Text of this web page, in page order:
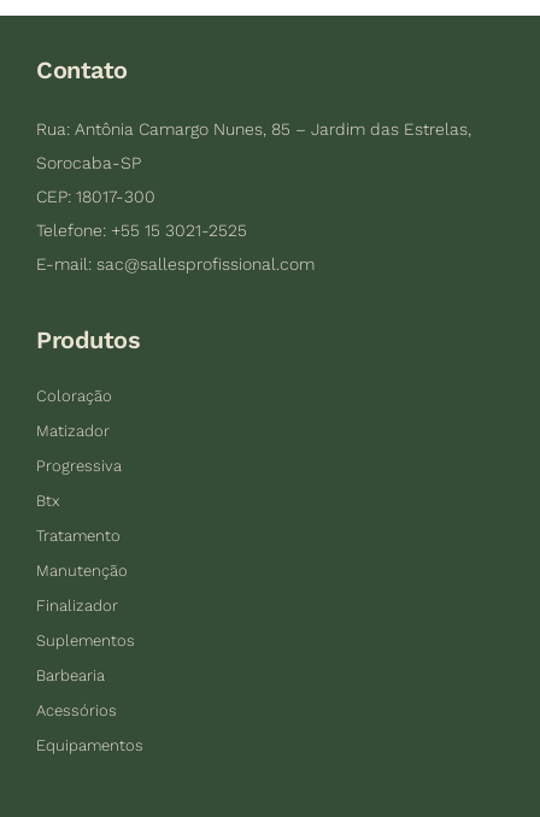
Contato
Rua: Antônia Camargo Nunes, 85 – Jardim das Estrelas,
Sorocaba-SP
CEP: 18017-300
Telefone: +55 15 3021-2525
E-mail: sac@sallesprofissional.com
Produtos
Coloração
Matizador
Progressiva
Btx
Tratamento
Manutenção
Finalizador
Suplementos
Barbearia
Acessórios
Equipamentos